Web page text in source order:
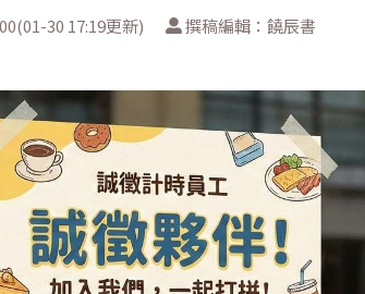
30 17:19更新) 撰稿編輯：饒辰書